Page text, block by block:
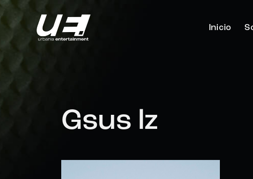
Inicio
Gsus lz